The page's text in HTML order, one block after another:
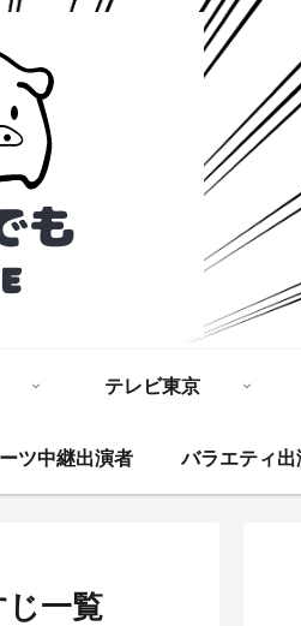
テレビ東京
ツ中継出演者 バラエティ
一覧